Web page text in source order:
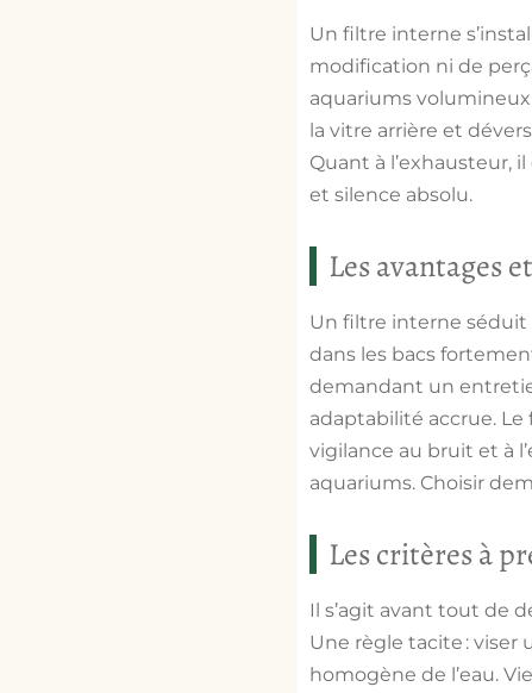
Un filtre interne
modification ni de
aquariums
la vitre arrière et
Quant à l’exhausteur,
et silence absolu.
Les avantages
Un filtre interne séduit
dans les bacs
demandant un
adaptabilité accrue.
vigilance au bruit et à
aquariums. Choisir
Les critères à
Il s’agit avant tout de
Une règle tacite :
homogène de l’eau.